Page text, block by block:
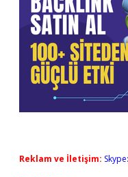
Reklam ve İletişim: